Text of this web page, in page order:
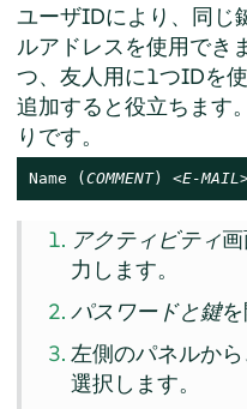
ユーザIDにより、同じ
ルアドレスを使用でき
つ、友人用に1つIDを
追加すると役立ちます
りです。
Name (COMMENT) <E-MAIL
アクティビティ
力します。
パスワードと鍵を
左側のパネルから
選択します。